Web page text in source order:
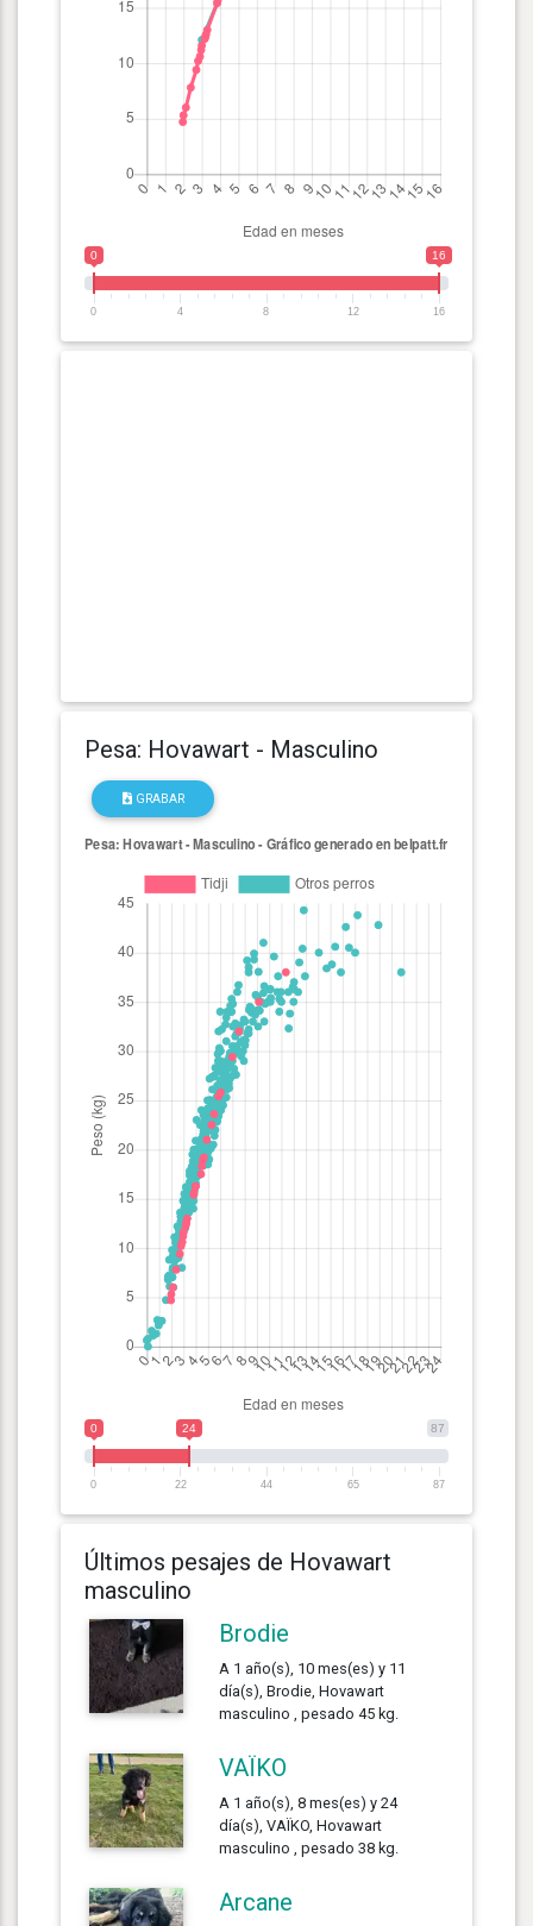
0 16
0 4 8 12 16
Pesa: Hovawart - Masculino
GRABAR
87
0 24
0 22 44 65 87
Últimos pesajes de Hovawart
masculino
Brodie
A 1 año(s), 10 mes(es) y 11
día(s), Brodie, Hovawart
masculino , pesado 45 kg.
VAÏKO
A 1 año(s), 8 mes(es) y 24
día(s), VAÏKO, Hovawart
masculino , pesado 38 kg.
Arcane